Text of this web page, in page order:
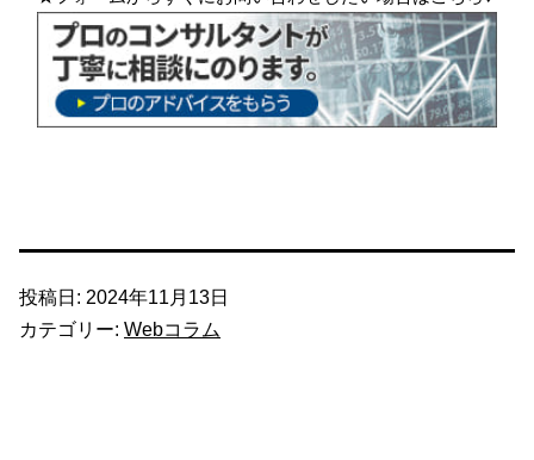
投稿日: 2024年11月13日
カテゴリー: Webコラム